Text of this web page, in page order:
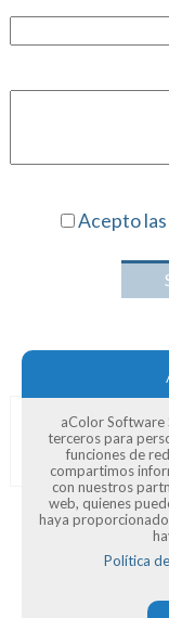
Acepto
aColor Software
terceros para
funciones de
compartimos
con nuestros
web, quienes
haya
Política